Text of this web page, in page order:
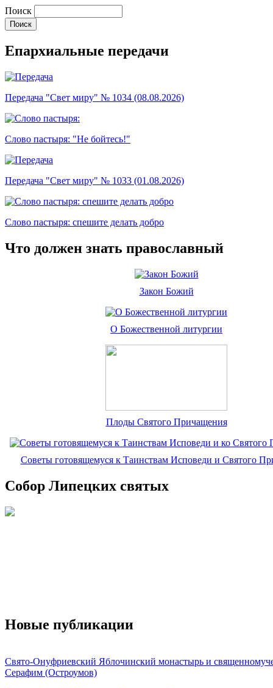
Поиск
Епархиальные передачи
Передача "Свет миру" № 1034 (08.08.2026)
Слово пастыря: "Не бойтесь!"
Передача "Свет миру" № 1033 (01.08.2026)
Слово пастыря: спешите делать добро
Что должен знать православный
Закон Божий
О Божественной литургии
Плоды Святого Причащения
Советы готовящемуся к Таинствам Исповеди и Святого
Собор Липецких святых
Новые публикации
Свято-Онуфриевский Яблочинский монастырь и
Серафим (Остроумов)